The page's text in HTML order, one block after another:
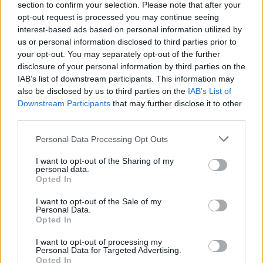
section to confirm your selection. Please note that after your
opt-out request is processed you may continue seeing
interest-based ads based on personal information utilized by
us or personal information disclosed to third parties prior to
your opt-out. You may separately opt-out of the further
disclosure of your personal information by third parties on the
IAB’s list of downstream participants. This information may
also be disclosed by us to third parties on the IAB’s List of
Downstream Participants that may further disclose it to other
Personal Data Processing Opt Outs
I want to opt-out of the Sharing of my
personal data.
Opted In
I want to opt-out of the Sale of my
Personal Data.
Opted In
I want to opt-out of processing my
Personal Data for Targeted Advertising.
Opted In
Börja prenumerera för att läsa detta innehåll.
Starta din prenumerationhär
Eller logga in på ditt konto nedan:
Username or E-mail
Password